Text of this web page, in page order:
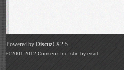
Powered byDiscuz! X2.5
© 2001-2012Comsenz Inc. skin byeisdl